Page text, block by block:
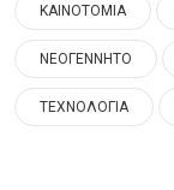
ΚΑΙΝΟΤΟΜΙΑ
ΝΕΟΓΕΝΝΗΤΟ
ΤΕΧΝΟΛΟΓΙΑ